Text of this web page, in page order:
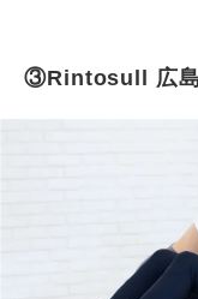
③Rintosull 広島